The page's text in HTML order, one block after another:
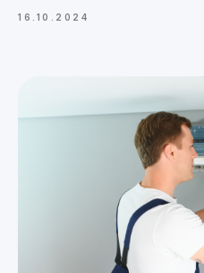
16.10.2024